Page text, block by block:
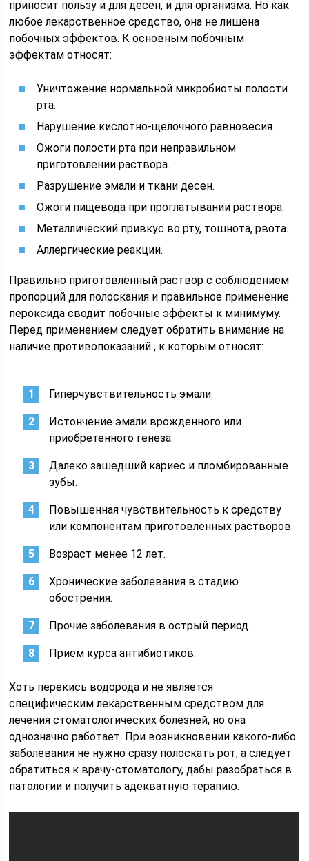
приносит пользу и для десен, и для организма. Но как
любое лекарственное средство, она не лишена
побочных эффектов. К основным побочным
эффектам относят:
Уничтожение нормальной микробиоты полости
рта.
Нарушение кислотно-щелочного равновесия.
Ожоги полости рта при неправильном
приготовлении раствора.
Разрушение эмали и ткани десен.
Ожоги пищевода при проглатывании раствора.
Металлический привкус во рту, тошнота, рвота.
Аллергические реакции.
Правильно приготовленный раствор с соблюдением
пропорций для полоскания и правильное применение
пероксида сводит побочные эффекты к минимуму.
Перед применением следует обратить внимание на
наличие противопоказаний , к которым относят:
Гиперчувствительность эмали.
Истончение эмали врожденного или
приобретенного генеза.
Далеко зашедший кариес и пломбированные
зубы.
Повышенная чувствительность к средству
или компонентам приготовленных растворов.
Возраст менее 12 лет.
Хронические заболевания в стадию
обострения.
Прочие заболевания в острый период.
Прием курса антибиотиков.
Хоть перекись водорода и не является
специфическим лекарственным средством для
лечения стоматологических болезней, но она
однозначно работает. При возникновении какого-либо
заболевания не нужно сразу полоскать рот, а следует
обратиться к врачу-стоматологу, дабы разобраться в
патологии и получить адекватную терапию.